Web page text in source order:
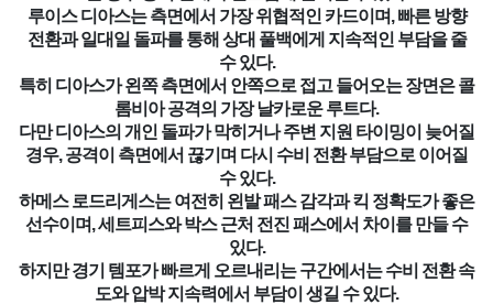
루이스 디아스는 측면에서 가장 위협적인 카드이며, 빠른 방향
전환과 일대일 돌파를 통해 상대 풀백에게 지속적인 부담을 줄
수 있다.
특히 디아스가 왼쪽 측면에서 안쪽으로 접고 들어오는 장면은 콜
롬비아 공격의 가장 날카로운 루트다.
다만 디아스의 개인 돌파가 막히거나 주변 지원 타이밍이 늦어질
경우, 공격이 측면에서 끊기며 다시 수비 전환 부담으로 이어질
수 있다.
하메스 로드리게스는 여전히 왼발 패스 감각과 킥 정확도가 좋은
선수이며, 세트피스와 박스 근처 전진 패스에서 차이를 만들 수
있다.
하지만 경기 템포가 빠르게 오르내리는 구간에서는 수비 전환 속
도와 압박 지속력에서 부담이 생길 수 있다.